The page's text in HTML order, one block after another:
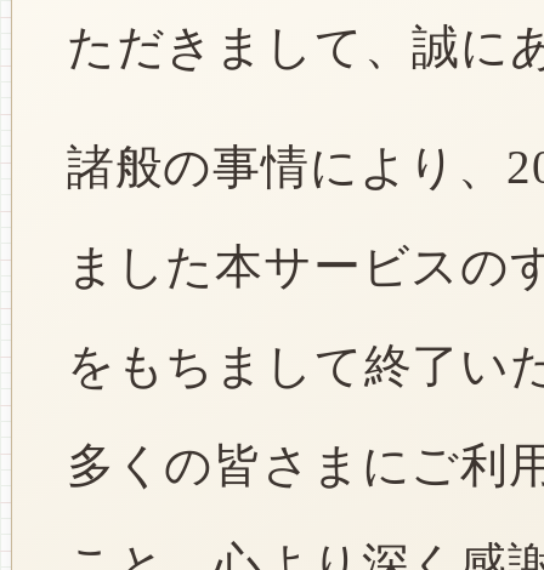
ただきまして、誠に
諸般の事情により、
ました本サービスの
をもちまして終了い
多くの皆さまにご利